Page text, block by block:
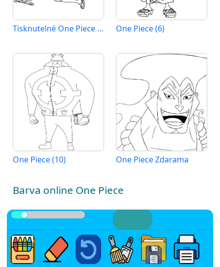
Tisknutelné One Piece Obrázek One Piece (6)
One Piece (10) One Piece Zdarama
Barva online One Piece